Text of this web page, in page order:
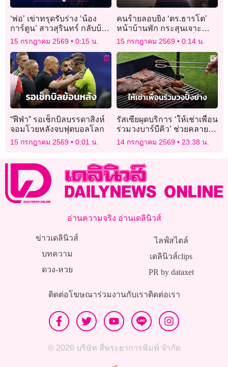
‘พ่อ’ เข่าทรุดรับร่าง ‘น้อง
การ์ตูน’ สาวสุรินทร์ กลับบ้าน
เกิด หลังประสบเหตุ
โศกนาฏกรรมไฟไหม้โรง
เบียร์
15 กรกฎาคม 2569 0:15 น.
คนร้ายลอบยิง ‘ตร.ธารโต’
หน้าบ้านพัก กระสุนเจาะ
กำแพงพรุน โชคดีไร้เจ็บ-ดับ
15 กรกฎาคม 2569 0:14 น.
“ฟีฟ่า” รอเช็กบิลบรรดาสิงห์
จอมโวยหลังจบฟุตบอลโลก
15 กรกฎาคม 2569 0:01 น.
รัสเซียผุดบริการ ‘ให้เช่าเพื่อน
ร่วมวงบาร์บีคิว’ ช่วยคลาย
เหงา
14 กรกฎาคม 2569 23:38 น.
อ่านความจริง อ่านเดลินิวส์
ข่าวเดลินิวส์
บทความ
ดวง-หวย
ไลฟ์สไตล์
เดลินิวส์clips
PR by dataxet
ติดต่อโฆษณาร่วมงานกับเราติดต่อเรา
© 2026 บริษัท สี่พระยาการพิมพ์ จำกัด